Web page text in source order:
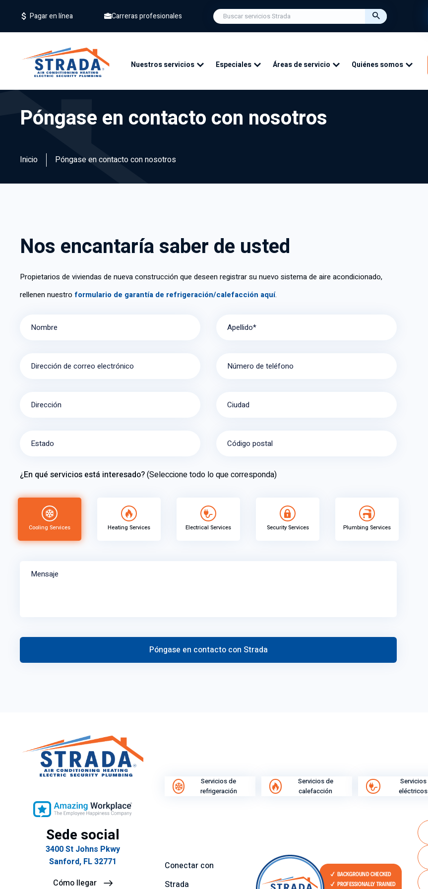
Pagar en línea Carreras profesionales
Nuestros servicios
Sustitución
Filtros de aire
Instalación
Especiales Áreas de servicio Quiénes somos
Póngase en contacto con nosotros
Inicio Póngase en contacto con nosotros
Nos encantaría saber de usted
Propietarios de viviendas de nueva construcción que deseen registrar su nuevo sistema de aire acondicionado,
rellenen nuestro formulario de garantía de refrigeración/calefacción aquí.
Nombre Apellido*
Dirección de correo electrónico Número de teléfono
Dirección Ciudad
Estado Código postal
¿En qué servicios está interesado?(Seleccione todo lo que corresponda)
Cooling Services Heating Services Electrical Services Security Services Plumbing Services
Mensaje
Sede social
3400 St Johns Pkwy
Sanford, FL 32771
Cómo llegar
Servicios de
refrigeración
Servicios de
calefacción
Servicios
eléctricos
Conectar con
Strada